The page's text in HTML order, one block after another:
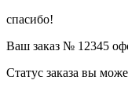
спасибо!
Ваш заказ № 12345
Статус заказа вы